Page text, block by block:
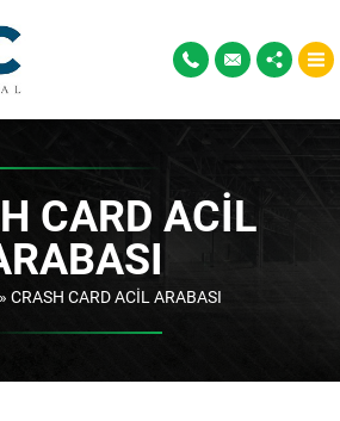
CARD ACİL
» CRASH CARD ACİL ARABASI